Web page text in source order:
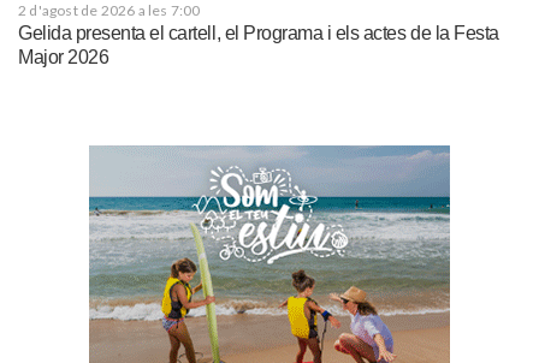
2 d'agost de 2026 a les 7:00
Gelida presenta el cartell, el Programa i els actes de la Festa
Major 2026